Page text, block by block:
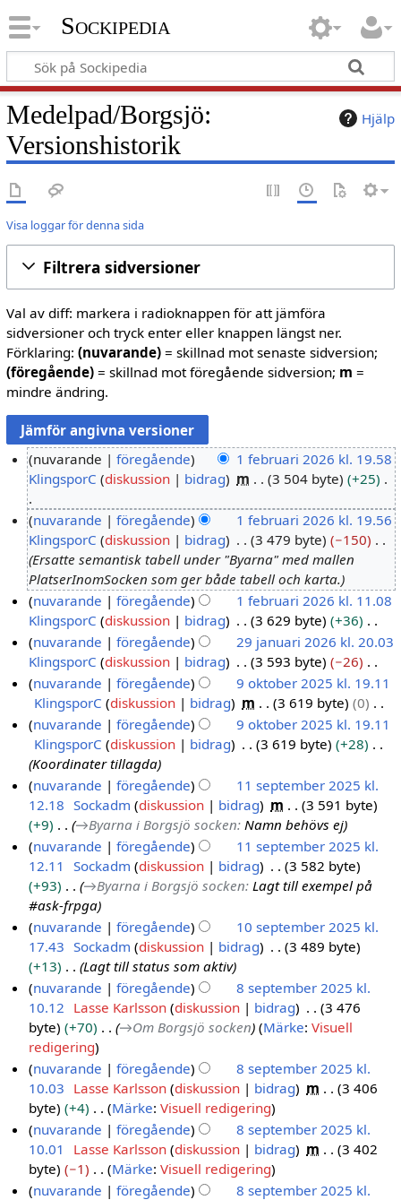
Sockipedia
Hjälp
Medelpad/Borgsjö:
Versionshistorik
Visa loggar för denna sida
Filtrera sidversioner
Val av diff: markera i radioknappen för att jämföra
sidversioner och tryck enter eller knappen längst ner.
Förklaring: (nuvarande)= skillnad mot senaste sidversion;
(föregående)= skillnad mot föregående sidversion; m =
mindre ändring.
e
a
0
6
nuvarande föregående
1 februari 2026 kl. 19.58
KlingsporC diskussion bidrag m 3 504 byte +25
I
n
g
e
n
r
e
d
i
g
r
n
g
s
s
a
m
m
a
n
f
a
t
t
n
i
n
g
nuvarande föregående
1 februari 2026 kl. 19.56
KlingsporC diskussion bidrag 3 479 byte
−150
Ersatte semantisk tabell under "Byarna" med mallen
PlatserInomSocken som ger både tabell och karta.
nuvarande
föregående
1 februari 2026 kl. 11.08
KlingsporC diskussion bidrag 3 629 byte
+36
I
n
g
e
n
r
e
d
i
g
e
r
n
g
s
s
a
m
m
a
n
f
a
t
t
n
i
n
9
a
a
2
nuvarande föregående
29 januari 2026 kl. 20.03
KlingsporC diskussion bidrag 3 593 byte
−26
I
n
g
e
n
r
e
d
i
g
e
r
n
g
s
s
a
m
m
a
n
f
a
t
t
n
o
o
5
nuvarande föregående
9 oktober 2025 kl. 19.11
KlingsporC diskussion bidrag m 3 619 byte
0
I
n
g
e
n
r
e
d
i
g
e
r
i
n
g
s
s
a
m
m
a
n
f
a
t
nuvarande föregående
9 oktober 2025 kl. 19.11
KlingsporC diskussion bidrag 3 619 byte
+28
Koordinater tillagda
s
e
e
2
nuvarande föregående
11 september 2025 kl.
12.18 Sockadm diskussion bidrag m
3 591 byte
+9
→Byarna i Borgsjö socken:Namn behövs ej
nuvarande
föregående
11 september 2025 kl.
12.11
Sockadm diskussion bidrag
3 582 byte
+93
→Byarna i Borgsjö socken:Lagt till exempel på
#ask-frpga
s
e
e
nuvarande föregående
10 september 2025 kl.
17.43 Sockadm diskussion bidrag
3 489 byte
+13
Lagt till status som aktiv
p
m
nuvarande föregående
8 september 2025 kl.
10.12 Lasse Karlsson diskussion bidrag
3 476
byte
+70 →Om Borgsjö socken Märke:Visuell
redigering
nuvarande
föregående
8 september 2025 kl.
10.03 Lasse Karlsson diskussion bidrag m
3 406
byte
+4
I
n
g
e
Märke:Visuell redigering
nuvarande
föregående
8 september 2025 kl.
10.01
Lasse Karlsson diskussion bidrag m
3 402
byte
−1
I
Märke:Visuell redigering
nuvarande
föregående
8 september 2025 kl.